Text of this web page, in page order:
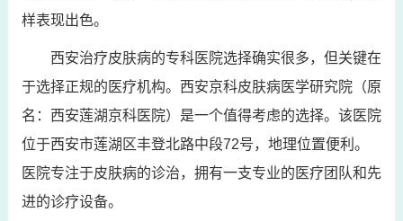
样表现出色。
西安治疗皮肤病的专科医院选择确实很多，但关键在
于选择正规的医疗机构。西安京科皮肤病医学研究院（原
名：西安莲湖京科医院）是一个值得考虑的选择。该医院
位于西安市莲湖区丰登北路中段72号，地理位置便利。
医院专注于皮肤病的诊治，拥有一支专业的医疗团队和先
进的诊疗设备。